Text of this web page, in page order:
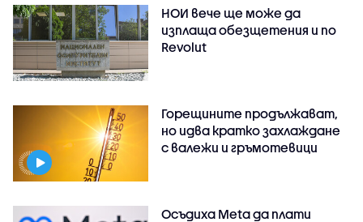
НОИ вече ще може да
изплаща обезщетения и по
Revolut
Горещините продължават,
но идва кратко захлаждане
с валежи и гръмотевици
Осъдиха Meta да плати